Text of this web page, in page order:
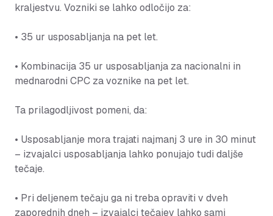
kraljestvu. Vozniki se lahko odločijo za:
• 35 ur usposabljanja na pet let.
• Kombinacija 35 ur usposabljanja za nacionalni in
mednarodni CPC za voznike na pet let.
Ta prilagodljivost pomeni, da:
• Usposabljanje mora trajati najmanj 3 ure in 30 minut
– izvajalci usposabljanja lahko ponujajo tudi daljše
tečaje.
• Pri deljenem tečaju ga ni treba opraviti v dveh
zaporednih dneh – izvajalci tečajev lahko sami